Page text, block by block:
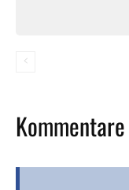
Kommentare